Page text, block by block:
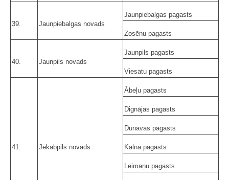
39. Jaunpiebalgas novads
Jaunpiebalgas pagasts
Zosēnu pagasts
40. Jaunpils novads
Jaunpils pagasts
Viesatu pagasts
41. Jēkabpils novads
Ābeļu pagasts
Dignājas pagasts
Dunavas pagasts
Kalna pagasts
Leimaņu pagasts